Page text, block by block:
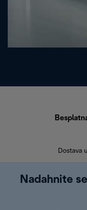
Dostava
Nadahnite